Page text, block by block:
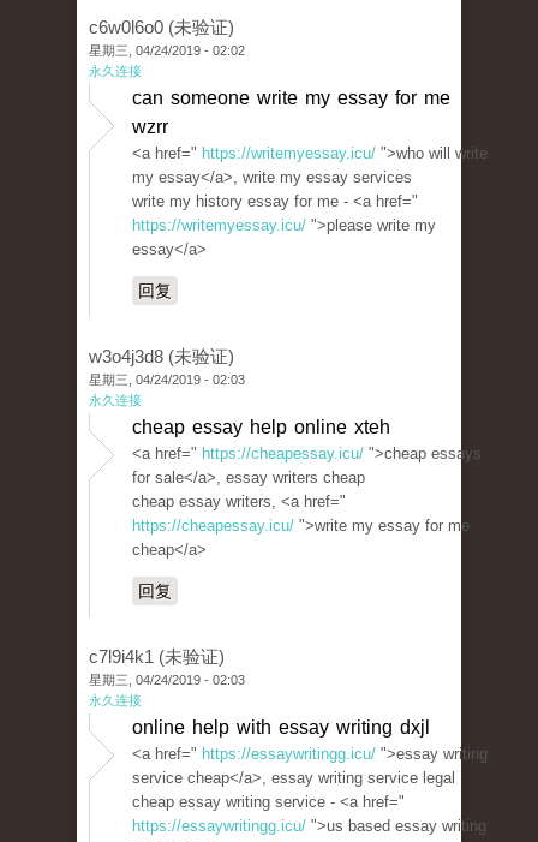
c6w0l6o0 (未验证)
星期三, 04/24/2019 - 02:02
永久连接
can someone write my essay for me
wzrr
<a href=" https://writemyessay.icu/ ">who will write
my essay</a>, write my essay services
write my history essay for me - <a href="
https://writemyessay.icu/ ">please write my
essay</a>
回复
w3o4j3d8 (未验证)
星期三, 04/24/2019 - 02:03
永久连接
cheap essay help online xteh
<a href=" https://cheapessay.icu/ ">cheap essays
for sale</a>, essay writers cheap
cheap essay writers, <a href="
https://cheapessay.icu/ ">write my essay for me
cheap</a>
回复
c7l9i4k1 (未验证)
星期三, 04/24/2019 - 02:03
永久连接
online help with essay writing dxjl
<a href=" https://essaywritingg.icu/ ">essay writing
service cheap</a>, essay writing service legal
cheap essay writing service - <a href="
https://essaywritingg.icu/ ">us based essay writing